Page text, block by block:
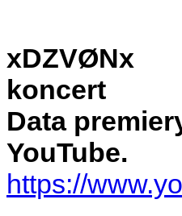
xDZVØNx
koncert
Data
YouTube.
https://